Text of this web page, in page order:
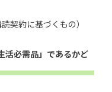
契約に基づくもの）
活必需品」であるかど